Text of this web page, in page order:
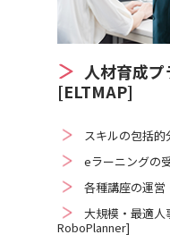
人材育成
[ELTMAP]
スキルの包括
eラーニングの
各種講座の運営
大規模・最適人
RoboPlanner]